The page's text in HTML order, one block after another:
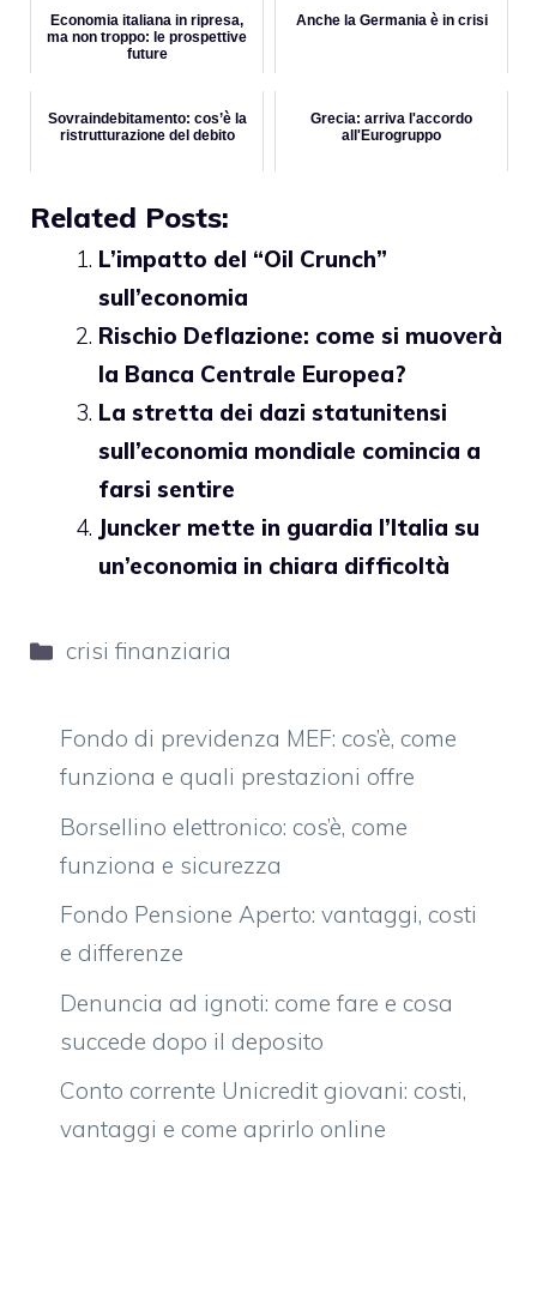
Economia italiana in ripresa,
ma non troppo: le prospettive
future
Anche la Germania è in crisi
Sovraindebitamento: cos’è la
ristrutturazione del debito
Grecia: arriva l'accordo
all'Eurogruppo
Related Posts:
L’impatto del “Oil Crunch”
sull’economia
Rischio Deflazione: come si muoverà
la Banca Centrale Europea?
La stretta dei dazi statunitensi
sull’economia mondiale comincia a
farsi sentire
Juncker mette in guardia l’Italia su
un’economia in chiara difficoltà
Categorie
crisi finanziaria
Fondo di previdenza MEF: cos’è, come
funziona e quali prestazioni offre
Borsellino elettronico: cos’è, come
funziona e sicurezza
Fondo Pensione Aperto: vantaggi, costi
e differenze
Denuncia ad ignoti: come fare e cosa
succede dopo il deposito
Conto corrente Unicredit giovani: costi,
vantaggi e come aprirlo online